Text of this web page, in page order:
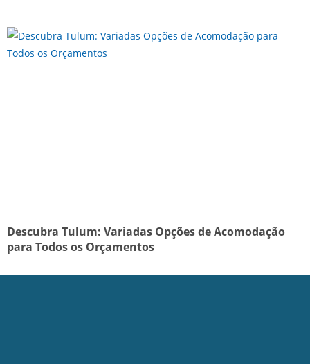
Descubra Tulum: Variadas Opções de Acomodação
para Todos os Orçamentos